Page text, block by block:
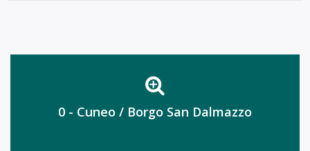
0 - Cuneo / Borgo San Dalmazzo